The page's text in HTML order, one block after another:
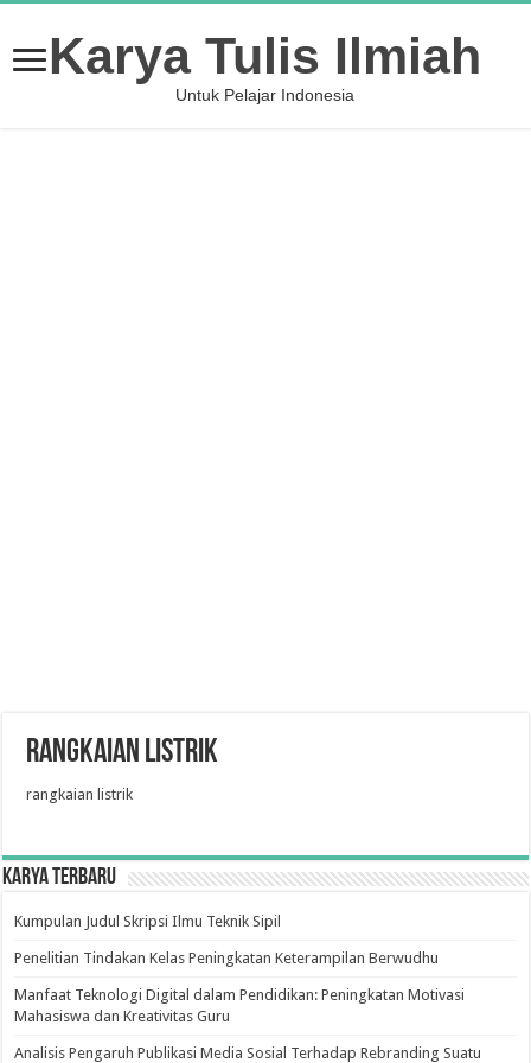
Karya Tulis Ilmiah
Untuk Pelajar Indonesia
rangkaian listrik
rangkaian listrik
Karya Terbaru
Kumpulan Judul Skripsi Ilmu Teknik Sipil
Penelitian Tindakan Kelas Peningkatan Keterampilan Berwudhu
Manfaat Teknologi Digital dalam Pendidikan: Peningkatan Motivasi
Mahasiswa dan Kreativitas Guru
Analisis Pengaruh Publikasi Media Sosial Terhadap Rebranding Suatu